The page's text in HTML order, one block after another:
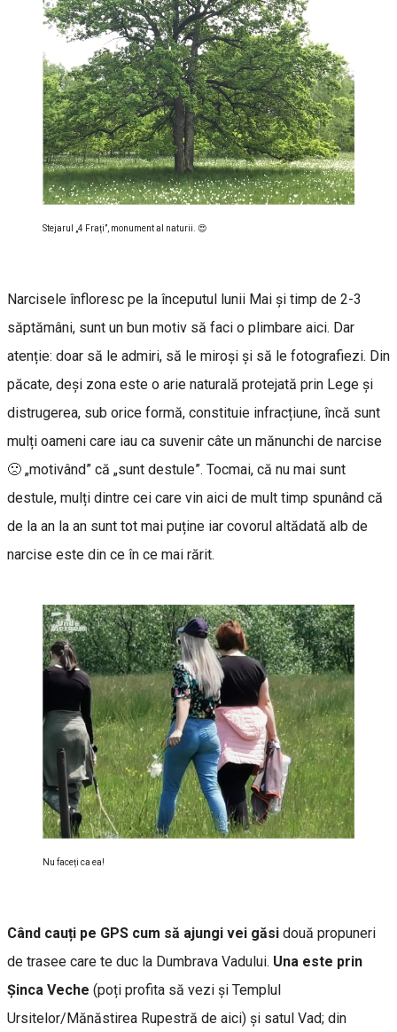
Stejarul „4 Frați”, monument al naturii. 😍
Narcisele înfloresc pe la începutul lunii Mai și timp de 2-3
săptămâni, sunt un bun motiv să faci o plimbare aici. Dar
atenție: doar să le admiri, să le miroși și să le fotografiezi. Din
păcate, deși zona este o arie naturală protejată prin Lege și
distrugerea, sub orice formă, constituie infracțiune, încă sunt
mulți oameni care iau ca suvenir câte un mănunchi de narcise
🙁 „motivând” că „sunt destule”. Tocmai, că nu mai sunt
destule, mulți dintre cei care vin aici de mult timp spunând că
de la an la an sunt tot mai puține iar covorul altădată alb de
narcise este din ce în ce mai rărit.
Nu faceți ca ea!
Când cauți pe GPS cum să ajungi vei găsi două propuneri
de trasee care te duc la Dumbrava Vadului. Una este prin
Șinca Veche (poți profita să vezi și Templul
Ursitelor/Mănăstirea Rupestră de aici) și satul Vad; din